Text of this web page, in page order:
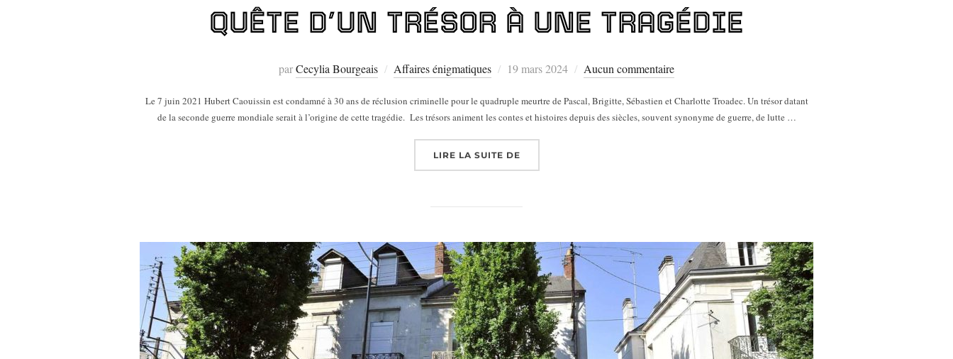
QUÊTE D’UN TRÉSOR À UNE TRAGÉDIE
parCecylia Bourgeais Affaires énigmatiques
Publié
19 mars 2024 Aucun commentaire
Le 7 juin 2021 Hubert Caouissin est condamné à 30 ans de réclusion criminelle pour le quadruple meurtre de Pascal, Brigitte, Sébastien et Charlotte Troadec. Un trésor datant
de la seconde guerre mondiale serait à l’origine de cette tragédie. Les trésors animent les contes et histoires depuis des siècles, souvent synonyme de guerre, de lutte …
LIRE LA SUITE DE« L’AFFAIRE DES DISPARUS D’ORVAULT : DE LA QUÊTE D’UN TRÉSOR À UNE